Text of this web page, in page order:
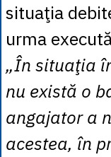
situaţia
urma
„În situaţia
nu există o
angajator a
acestea, în